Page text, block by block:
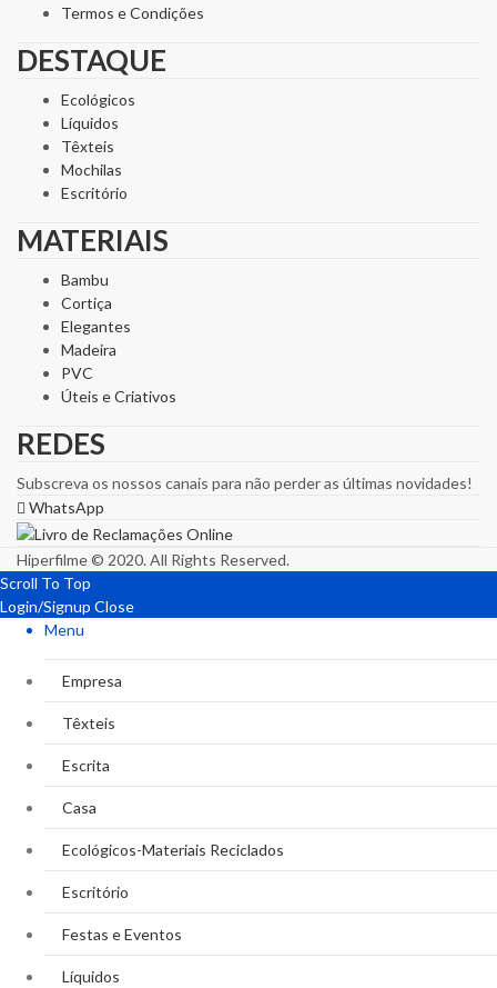
Termos e Condições
DESTAQUE
Ecológicos
Líquidos
Têxteis
Mochilas
Escritório
MATERIAIS
Bambu
Cortiça
Elegantes
Madeira
PVC
Úteis e Criativos
REDES
Subscreva os nossos canais para não perder as últimas novidades!
WhatsApp
Hiperfilme © 2020. All Rights Reserved.
Scroll To Top
Login/Signup Close
Menu
Empresa
Têxteis
Escrita
Casa
Ecológicos-Materiais Reciclados
Escritório
Festas e Eventos
Líquidos